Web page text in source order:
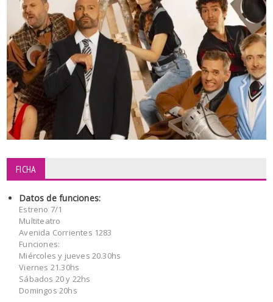
FICHA
Datos de funciones:
Estreno 7/1
Multiteatro
Avenida Corrientes 1283
Funciones:
Miércoles y jueves 20.30hs
Viernes 21.30hs
Sábados 20 y 22hs
Domingos 20hs